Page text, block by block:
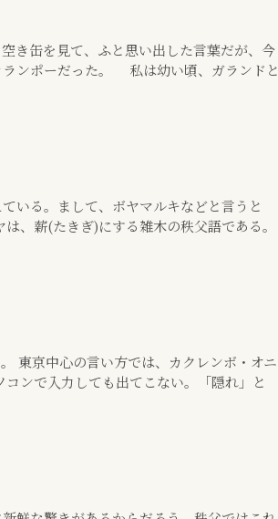
き缶を見て、ふと思い出した言葉だが、今
ンポーだった。 私は幼い頃、ガランドと
いる。まして、ボヤマルキなどと言うと
、薪(たきぎ)にする雑木の秩父語である。
東京中心の言い方では、カクレンボ・オニ
ンで入力しても出てこない。「隠れ」と